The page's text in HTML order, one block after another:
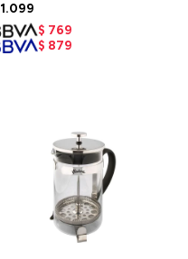
1.099
$ 769
$ 879